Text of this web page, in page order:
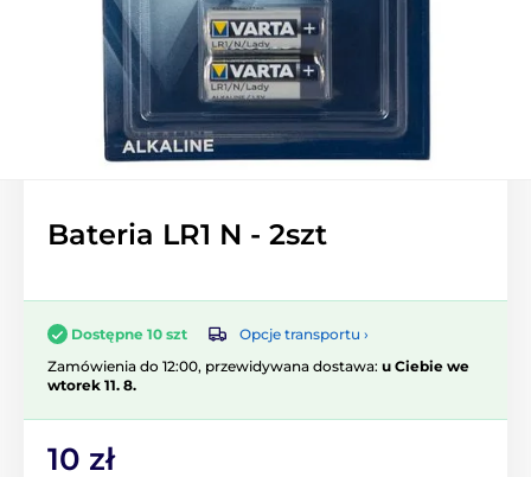
Bateria LR1 N - 2szt
Dostępne 10 szt
Opcje transportu ›
Zamówienia do 12:00, przewidywana dostawa: u Ciebie we
wtorek 11. 8.
10 zł